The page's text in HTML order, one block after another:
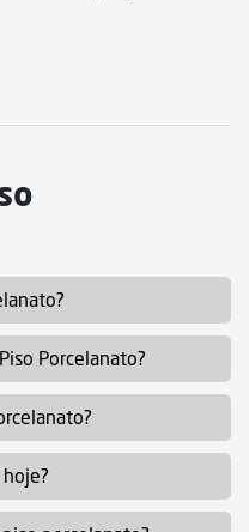
Porcelanato?